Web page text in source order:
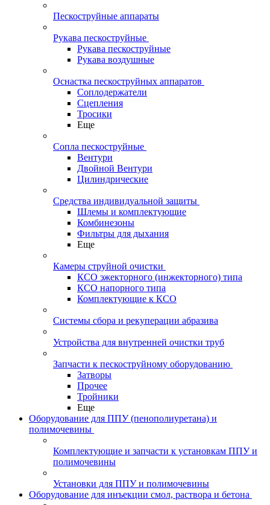
Пескоструйные аппараты
Рукава пескоструйные
Рукава пескоструйные
Рукава воздушные
Оснастка пескоструйных аппаратов
Соплодержатели
Сцепления
Тросики
Еще
Сопла пескоструйные
Вентури
Двойной Вентури
Цилиндрические
Средства индивидуальной защиты
Шлемы и комплектующие
Комбинезоны
Фильтры для дыхания
Еще
Камеры струйной очистки
КСО эжекторного (инжекторного) типа
КСО напорного типа
Комплектующие к КСО
Системы сбора и рекуперации абразива
Устройства для внутренней очистки труб
Запчасти к пескоструйному оборудованию
Затворы
Прочее
Тройники
Еще
Оборудование для ППУ (пенополиуретана) и
полимочевины
Комплектующие и запчасти к установкам ППУ и
полимочевины
Установки для ППУ и полимочевины
Оборудование для инъекции смол, раствора и бетона